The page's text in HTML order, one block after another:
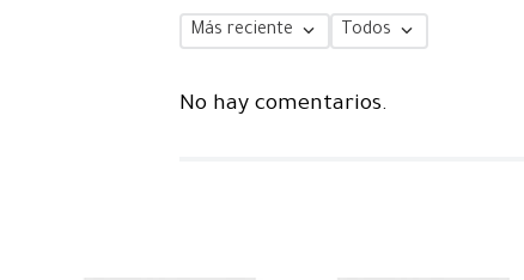
Más reciente Todos
No hay comentarios.